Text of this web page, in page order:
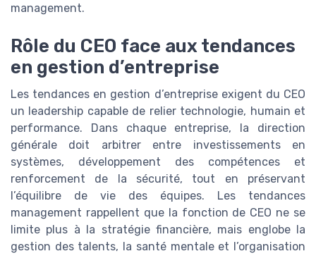
management.
Rôle du CEO face aux tendances
en gestion d’entreprise
Les tendances en gestion d’entreprise exigent du CEO
un leadership capable de relier technologie, humain et
performance. Dans chaque entreprise, la direction
générale doit arbitrer entre investissements en
systèmes, développement des compétences et
renforcement de la sécurité, tout en préservant
l’équilibre de vie des équipes. Les tendances
management rappellent que la fonction de CEO ne se
limite plus à la stratégie financière, mais englobe la
gestion des talents, la santé mentale et l’organisation